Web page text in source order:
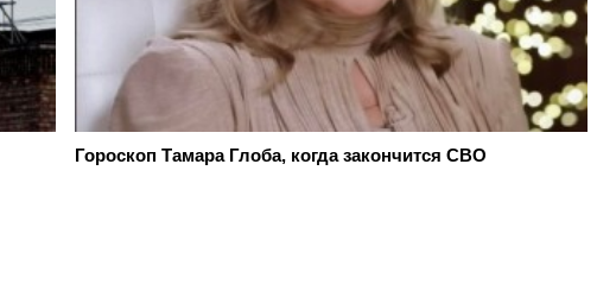
Гороскоп Тамара Глоба, когда закончится СВО